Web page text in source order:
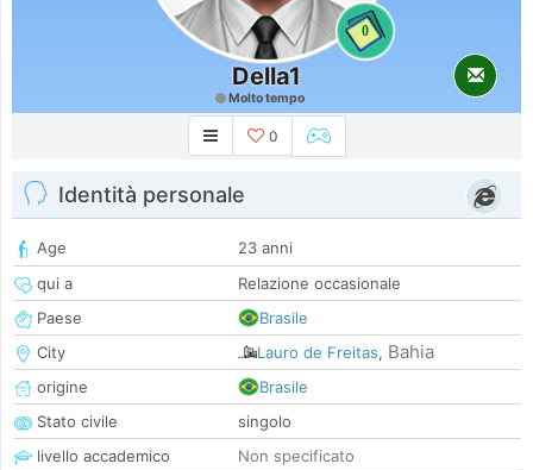
0
Della1
Molto tempo
0
Identità personale
Age
23 anni
qui a
Relazione occasionale
Paese
Brasile
City
Lauro de Freitas, Bahia
origine
Brasile
Stato civile
singolo
livello accademico
Non specificato